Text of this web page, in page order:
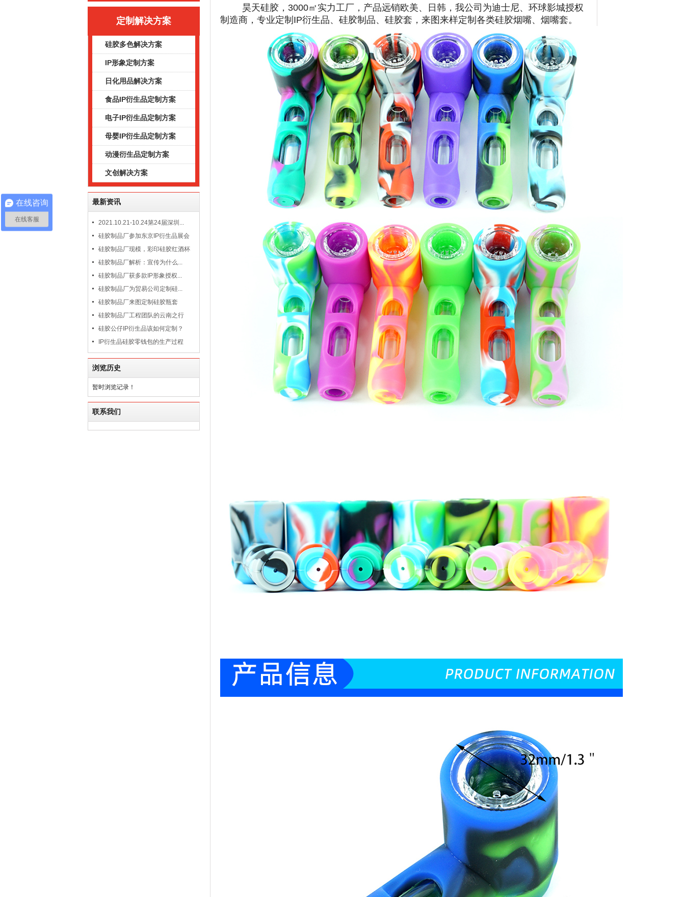
定制解决方案
硅胶多色解决方案
IP形象定制方案
日化用品解决方案
食品IP衍生品定制方案
电子IP衍生品定制方案
母婴IP衍生品定制方案
动漫衍生品定制方案
文创解决方案
最新资讯
2021.10.21-10.24第24届深圳...
硅胶制品厂参加东京IP衍生品展会
硅胶制品厂现模，彩印硅胶红酒杯
硅胶制品厂解析：宣传为什么...
硅胶制品厂获多款IP形象授权...
硅胶制品厂为贸易公司定制硅...
硅胶制品厂来图定制硅胶瓶套
硅胶制品厂工程团队的云南之行
硅胶公仔IP衍生品该如何定制？
IP衍生品硅胶零钱包的生产过程
浏览历史
暂时浏览记录！
联系我们
昊天硅胶，3000㎡实力工厂，产品远销欧美、日韩，我公司为迪士尼、环球影城授权
制造商，专业定制IP衍生品、硅胶制品、硅胶套，来图来样定制 各类硅胶烟嘴、烟嘴套。
在线咨询
在线客服